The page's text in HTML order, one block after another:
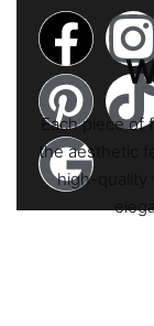
Each piece of
the aesthetic
high-quality